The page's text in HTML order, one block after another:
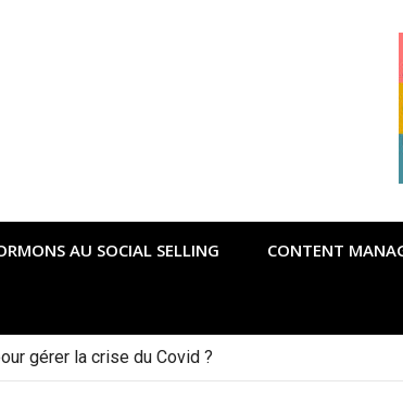
AU SOCIAL SELLING CONTENT
gérer la crise du Covid ?